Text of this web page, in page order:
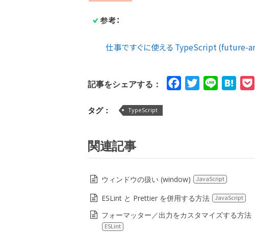
参考：
仕事ですぐに使える TypeScript
記事をシェアする： FacebookTwitterLine
タグ： TypeScript
関連記事
ウィンドウの扱い (window) JavaScript
ESLint と Prettier を併用する方法 JavaScript
フォーマッター／出力をカスタマイズする方法
ESLint